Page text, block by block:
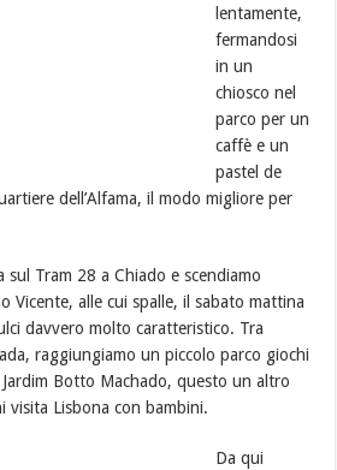
lentamente,
fermandosi
in un
chiosco nel
parco per un
caffè e un
pastel de
dell’Alfama, il modo migliore per
sul Tram 28 a Chiado e scendiamo
Vicente, alle cui spalle, il sabato mattina
davvero molto caratteristico. Tra
raggiungiamo un piccolo parco giochi
Botto Machado, questo un altro
visita Lisbona con bambini.
Da qui